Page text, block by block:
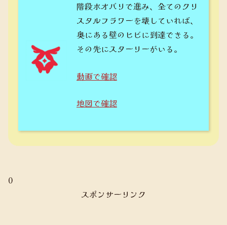
階段ホオバリで進み、全てのクリ
スタルフラワーを壊していれば、
奥にある壁のヒビに到達できる。
その先にスターリーがいる。
動画で確認
地図で確認
0
スポンサーリンク